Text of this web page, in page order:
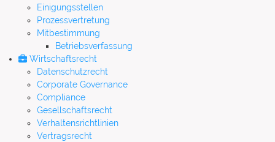
Einigungsstellen
Prozessvertretung
Mitbestimmung
Betriebsverfassung
Wirtschaftsrecht
Datenschutzrecht
Corporate Governance
Compliance
Gesellschaftsrecht
Verhaltensrichtlinien
Vertragsrecht